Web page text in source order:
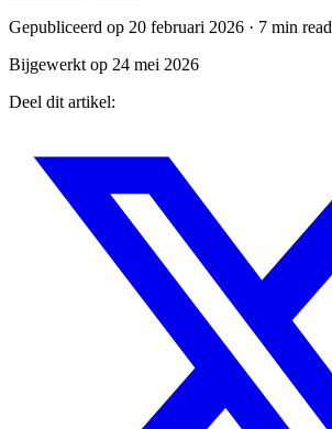
Gepubliceerd op 20 februari 2026 · 7 min read
Bijgewerkt op 24 mei 2026
Deel dit artikel: